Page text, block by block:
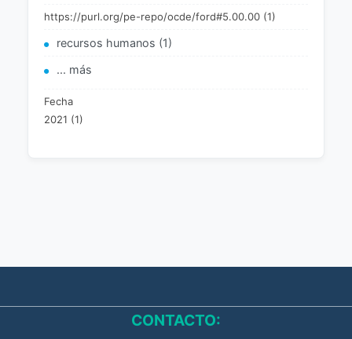
https://purl.org/pe-repo/ocde/ford#5.00.00 (1)
recursos humanos (1)
... más
Fecha
2021 (1)
CONTACTO: